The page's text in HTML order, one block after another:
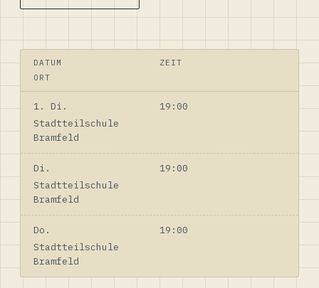
DATUM
ZEIT
ORT
1. Di.
19:00
Stadtteilschule
Bramfeld
Di.
19:00
Stadtteilschule
Bramfeld
Do.
19:00
Stadtteilschule
Bramfeld